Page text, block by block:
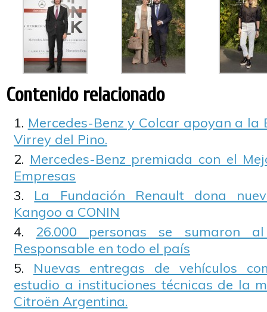
Contenido relacionado
Mercedes-Benz y Colcar apoyan a
Virrey del Pino.
Mercedes-Benz premiada con el
Empresas
La Fundación Renault dona
Kangoo a CONIN
26.000 personas se sumaron
Responsable en todo el país
Nuevas entregas de vehículos
estudio a instituciones técnicas de la
Citroën Argentina.